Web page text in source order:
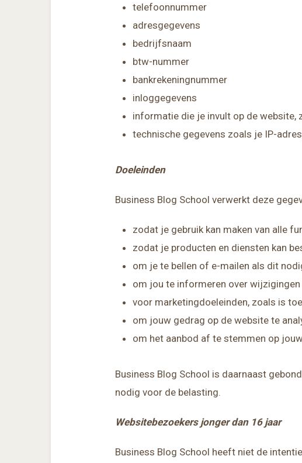
telefoonnummer
adresgegevens
bedrijfsnaam
btw-nummer
bankrekeningnummer
inloggegevens
informatie die je invult op de
technische gegevens zoals je IP-
Doeleinden
Business Blog School verwerkt deze
zodat je gebruik kan maken van alle
zodat je producten en diensten kan
om je te bellen of e-mailen als dit
om jou te informeren over
voor marketingdoeleinden, zoals is
om jouw gedrag op de website te
om het aanbod af te stemmen op
Business Blog School is daarnaast
nodig voor de belasting.
Websitebezoekers jonger dan 16 jaar
Business Blog School heeft niet de